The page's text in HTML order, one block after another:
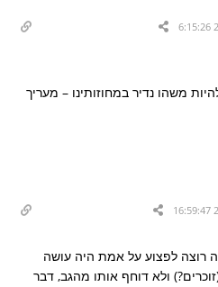
משהו נדיר במחוזותינו – מעריך
רוצה לפצוע על אמת היה עושה
ולא דוחף אותו מהגב, דבר